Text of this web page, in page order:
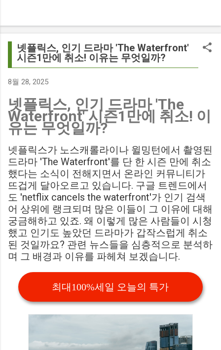
다음과 같습니다. The 9 players set to miss Southampton v
Birmingham City ft £7m striker Damion Downs : 사우스햄튼과
버밍엄 시티 경기에서 총 9명의 선수가 결장할 예정이며, 특히
700만 파운드 스트라이커 데미언 다운스의 결장은 사우스햄튼
Birmingham City LIVE Score Updates in EFL Championship
Match : 경기 당일 실시간 스코어 업데이트를 제공하는 뉴스로,
팬들의 높은 관심도를 반영합니다. Chris Davies: Birmingham
City boss says his side have to try to "be themselves" away
from home : 버밍엄 시티의 크리스 데이비스 감독은 원정 경기
에서 팀 고유의 색깔을 유지하는 것이 중요하다고 강조했습니
다. ...
넷플릭스, 인기 드라마 'The Waterfront'
시즌1만에 취소! 이유는 무엇일까?
8월 28, 2025
넷플릭스, 인기 드라마 'The
Waterfront' 시즌1만에 취소! 이
유는 무엇일까?
넷플릭스가 노스캐롤라이나 윌밍턴에서 촬영된
드라마 'The Waterfront'를 단 한 시즌 만에 취소
했다는 소식이 전해지면서 온라인 커뮤니티가
뜨겁게 달아오르고 있습니다. 구글 트렌드에서
도 'netflix cancels the waterfront'가 인기 검색
어 상위에 랭크되며 많은 이들이 그 이유에 대해
궁금해하고 있죠. 왜 이렇게 많은 사람들이 시청
했고 인기도 높았던 드라마가 갑작스럽게 취소
된 것일까요? 관련 뉴스들을 심층적으로 분석하
며 그 배경과 이유를 파헤쳐 보겠습니다.
최대100%세일 오늘의 특가